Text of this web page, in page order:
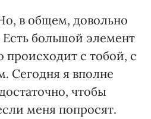
в общем, довольно
Есть большой элемент
происходит с тобой, с
Сегодня я вполне
чтобы
меня попросят.